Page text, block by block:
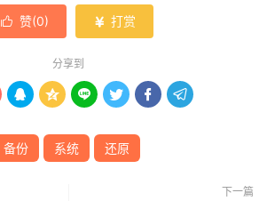
 赞(0)  打赏
分享到
     
备份 系统 还原
下一篇